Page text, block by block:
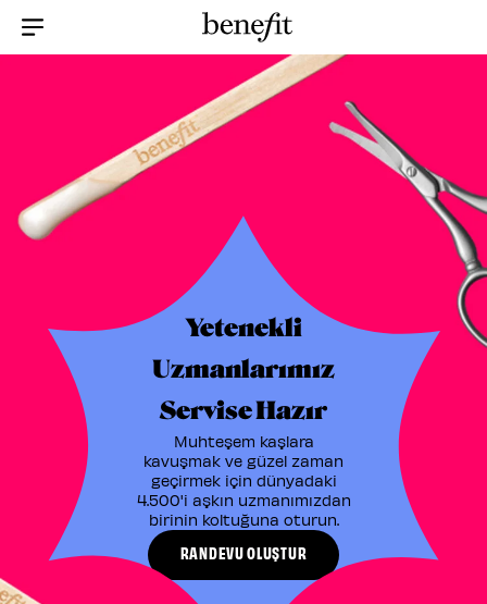
Yetenekli
Uzmanlarımız
Servise Hazır
Muhteşem kaşlara
kavuşmak ve güzel zaman
geçirmek için dünyadaki
4.500'i aşkın uzmanımızdan
birinin koltuğuna oturun.​
RANDEVU OLUŞTUR